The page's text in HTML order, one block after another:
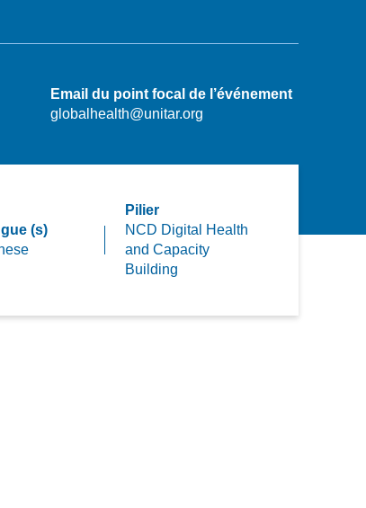
Email du point focal de l’événement
globalhealth@unitar.org
(s)
Pilier
NCD Digital Health
and Capacity
Building